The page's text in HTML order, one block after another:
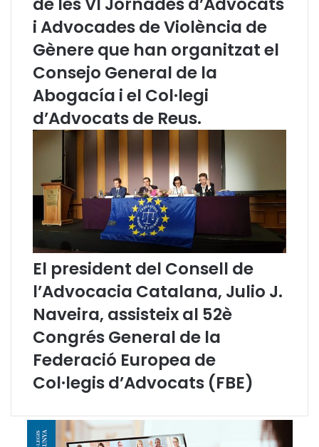
P
è
i
t
J
u
d
a
s
o
l
l
o
r
a
t
i Advocades de Violència de
Gènere que han organitzat el
Consejo General de la
Abogacía i el Col·legi
d’Advocats de Reus.
El president del Consell de
l’Advocacia Catalana, Julio J.
Naveira, assisteix al 52è
Congrés General de la
Federació Europea de
Col·legis d’Advocats (FBE)